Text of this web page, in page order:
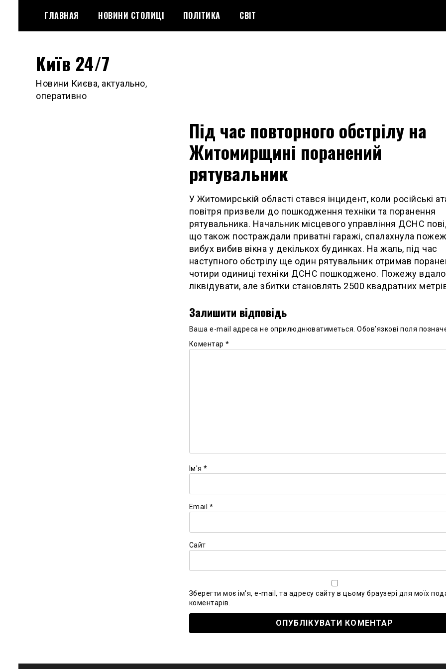
content
ГЛАВНАЯ НОВИНИ СТОЛИЦІ ПОЛІТИКА СВІТ
Київ 24/7
Новини Києва, актуально,
оперативно
Під час повторного обстрілу на
Житомирщині поранений
рятувальник
У Житомирській області стався інцидент, коли російські
повітря призвели до пошкодження техніки та поранення
рятувальника. Начальник місцевого управління ДСНС
що також постраждали приватні гаражі, спалахнула
вибух вибив вікна у декількох будинках. На жаль, під час
наступного обстрілу ще один рятувальник отримав
чотири одиниці техніки ДСНС пошкоджено. Пожежу
ліквідувати, але збитки становлять 2500 квадратних
Залишити відповідь
Ваша e-mail адреса не оприлюднюватиметься. Обов’язкові поля
Коментар *
Ім'я *
Email *
Сайт
Зберегти моє ім'я, e-mail, та адресу сайту в цьому браузері для моїх
коментарів.